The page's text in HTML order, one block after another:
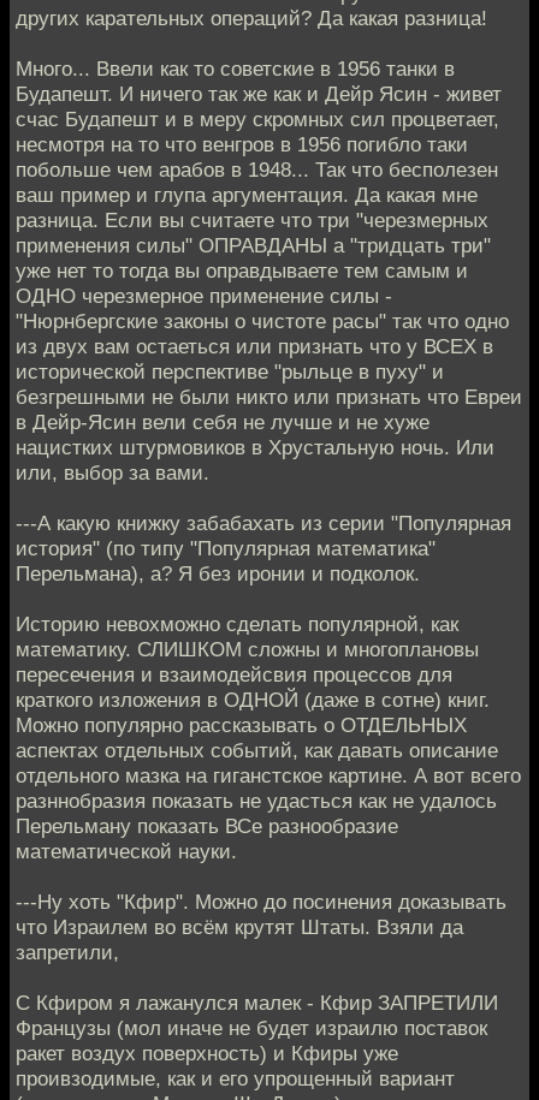
других карательных операций? Да какая разница!
Много... Ввели как то советские в 1956 танки в
Будапешт. И ничего так же как и Дейр Ясин - живет
счас Будапешт и в меру скромных сил процветает,
несмотря на то что венгров в 1956 погибло таки
побольше чем арабов в 1948... Так что бесполезен
ваш пример и глупа аргументация. Да какая мне
разница. Если вы считаете что три "черезмерных
применения силы" ОПРАВДАНЫ а "тридцать три"
уже нет то тогда вы оправдываете тем самым и
ОДНО черезмерное применение силы -
"Нюрнбергские законы о чистоте расы" так что одно
из двух вам остаеться или признать что у ВСЕХ в
исторической перспективе "рыльце в пуху" и
безгрешными не были никто или признать что Евреи
в Дейр-Ясин вели себя не лучше и не хуже
нацистких штурмовиков в Хрустальную ночь. Или
или, выбор за вами.
---А какую книжку забабахать из серии "Популярная
история" (по типу "Популярная математика"
Перельмана), а? Я без иронии и подколок.
Историю невохможно сделать популярной, как
математику. СЛИШКОМ сложны и многоплановы
пересечения и взаимодейсвия процессов для
краткого изложения в ОДНОЙ (даже в сотне) книг.
Можно популярно рассказывать о ОТДЕЛЬНЫХ
аспектах отдельных событий, как давать описание
отдельного мазка на гиганстское картине. А вот всего
разннобразия показать не удасться как не удалось
Перельману показать ВСе разнообразие
математической науки.
---Ну хоть "Кфир". Можно до посинения доказывать
что Израилем во всём крутят Штаты. Взяли да
запретили,
С Кфиром я лажанулся малек - Кфир ЗАПРЕТИЛИ
Французы (мол иначе не будет израилю поставок
ракет воздух поверхность) и Кфиры уже
проивзодимые, как и его упрощенный вариант